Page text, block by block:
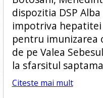
dispozitia DSP
impotriva
pentru imunizarea
de pe Valea
la sfarsitul
Citeste mai mult